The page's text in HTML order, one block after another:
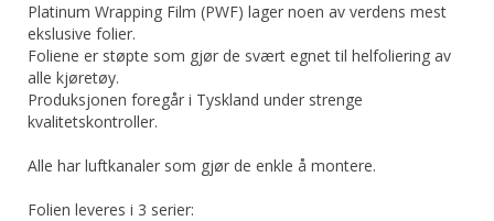
Platinum Wrapping Film (PWF) lager noen av verdens mest
ekslusive folier.
Foliene er støpte som gjør de svært egnet til helfoliering av
alle kjøretøy.
Produksjonen foregår i Tyskland under strenge
kvalitetskontroller.
Alle har luftkanaler som gjør de enkle å montere.
Folien leveres i 3 serier: